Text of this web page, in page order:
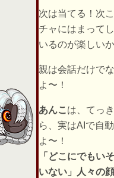
次は当てる！次
チャにはまって
いるのが楽しいか
親は会話だけで
よ〜！
あんこ は、てっ
ら、実はAIで自
よ〜！
「どこにでもい
いない」人々の